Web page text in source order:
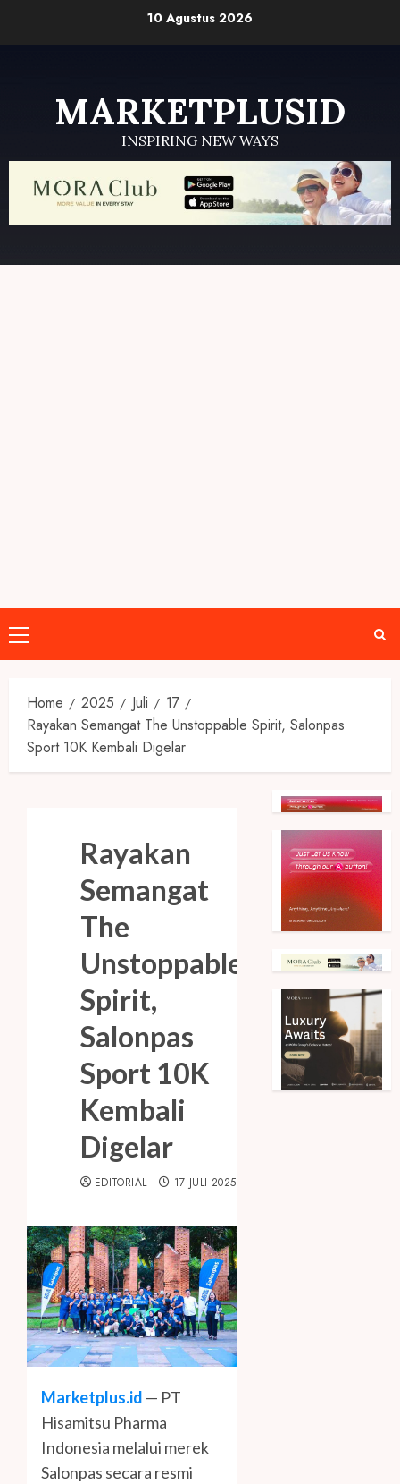
10 Agustus 2026
MARKETPLUSID
INSPIRING NEW WAYS
Primary
Menu
Home 2025 Juli
17
Rayakan Semangat The Unstoppable Spirit, Salonpas
Sport 10K Kembali Digelar
Rayakan
Semangat
The
Unstoppable
Spirit,
Salonpas
Sport 10K
Kembali
Digelar
EDITORIAL 17 JULI 2025
Marketplus.id — PT
Hisamitsu Pharma
Indonesia melalui merek
Salonpas secara resmi